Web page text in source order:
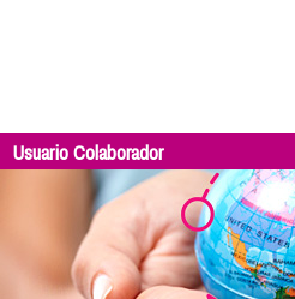
Usuario Colaborador